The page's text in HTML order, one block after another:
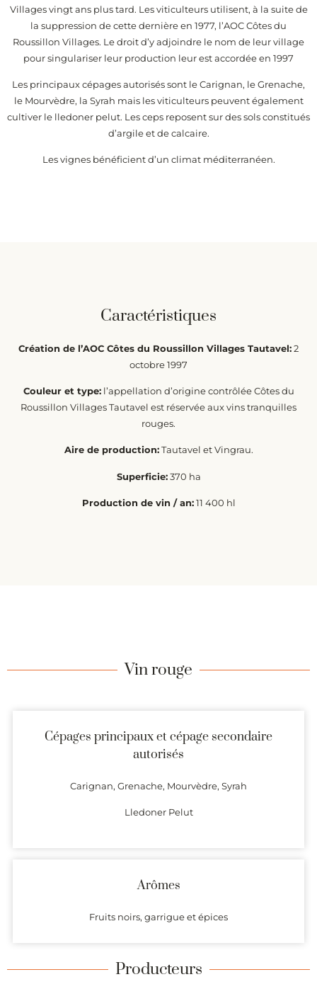
Villages vingt ans plus tard. Les viticulteurs utilisent, à la suite de
la suppression de cette dernière en 1977, l’AOC Côtes du
Roussillon Villages. Le droit d’y adjoindre le nom de leur village
pour singulariser leur production leur est accordée en 1997
Les principaux cépages autorisés sont le Carignan, le Grenache,
le Mourvèdre, la Syrah mais les viticulteurs peuvent également
cultiver le lledoner pelut. Les ceps reposent sur des sols constitués
d’argile et de calcaire.
Les vignes bénéficient d’un climat méditerranéen.
Caractéristiques
Création de l’AOC Côtes du Roussillon Villages Tautavel:2
octobre 1997
Couleur et type:l’appellation d’origine contrôlée Côtes du
Roussillon Villages Tautavel est réservée aux vins tranquilles
rouges.
Aire de production:Tautavel et Vingrau.
Superficie:370 ha
Production de vin / an:11 400 hl
Vin rouge
Cépages principaux et cépage secondaire
autorisés
Carignan, Grenache, Mourvèdre, Syrah
Lledoner Pelut
Arômes
Fruits noirs, garrigue et épices
Producteurs